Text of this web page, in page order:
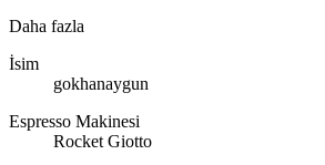
Daha fazla
İsim
gokhanaygun
Espresso Makinesi
Rocket Giotto